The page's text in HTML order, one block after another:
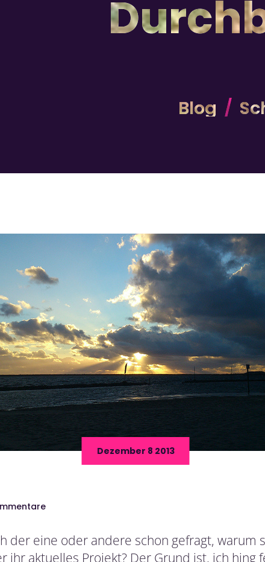
Blog
Dezember 8 2013
der eine oder andere schon gefragt, warum
ihr aktuelles Projekt? Der Grund ist, ich hing